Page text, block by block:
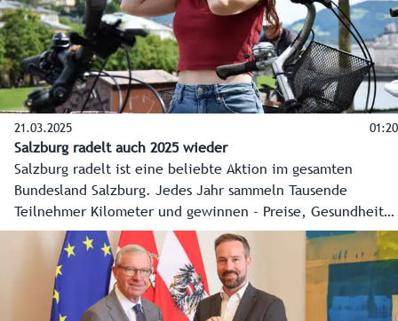
21.03.2025 01:20
Salzburg radelt auch 2025 wieder
Salzburg radelt ist eine beliebte Aktion im gesamten
Bundesland Salzburg. Jedes Jahr sammeln Tausende
Teilnehmer Kilometer und gewinnen - Preise, Gesundheit
und Lebensqualität.